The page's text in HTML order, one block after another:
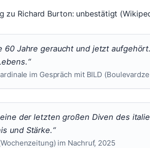
zu Richard Burton: unbestätigt
60 Jahre geraucht und jetzt
im Gespräch mit BILD
eine der letzten großen Diven des
und Stärke.“
im Nachruf, 2025